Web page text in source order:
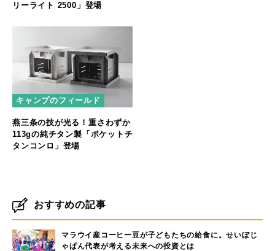
リーライト 2500」登場
キャンプのフィールド
燕三条の技が光る！重さわずか
113gの純チタン製「ポケットチ
タンコンロ」登場
おすすめの記事
マラウイ産コーヒー豆が子どもたちの給食に。せいぼじ
ゃぱん代表が考える未来への投資とは